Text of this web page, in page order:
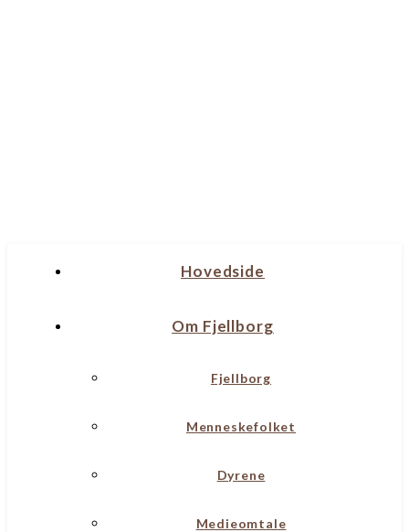
Hovedside
Om Fjellborg
Fjellborg
Menneskefolket
Dyrene
Medieomtale